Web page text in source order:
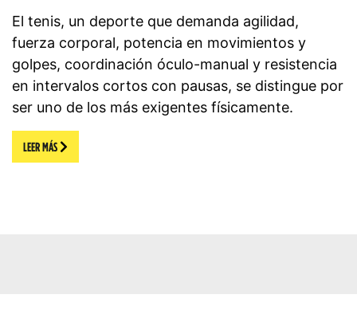
El tenis, un deporte que demanda agilidad,
fuerza corporal, potencia en movimientos y
golpes, coordinación óculo-manual y resistencia
en intervalos cortos con pausas, se distingue por
ser uno de los más exigentes físicamente.
LEER MÁS